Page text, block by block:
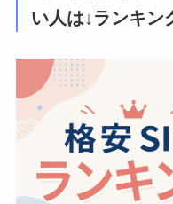
い人は↓ランキン